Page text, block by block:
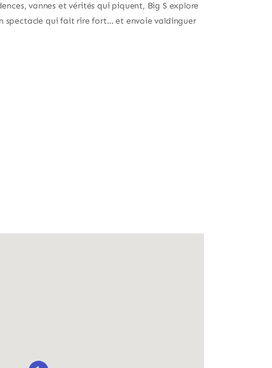
vannes et vérités qui piquent, Big S explore
spectacle qui fait rire fort… et envoie valdinguer